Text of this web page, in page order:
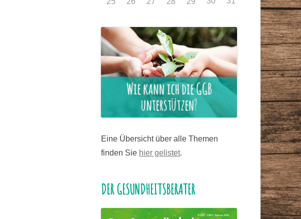
Eine Übersicht über alle Themen
finden Sie hier gelistet.
DER GESUNDHEITSBERATER